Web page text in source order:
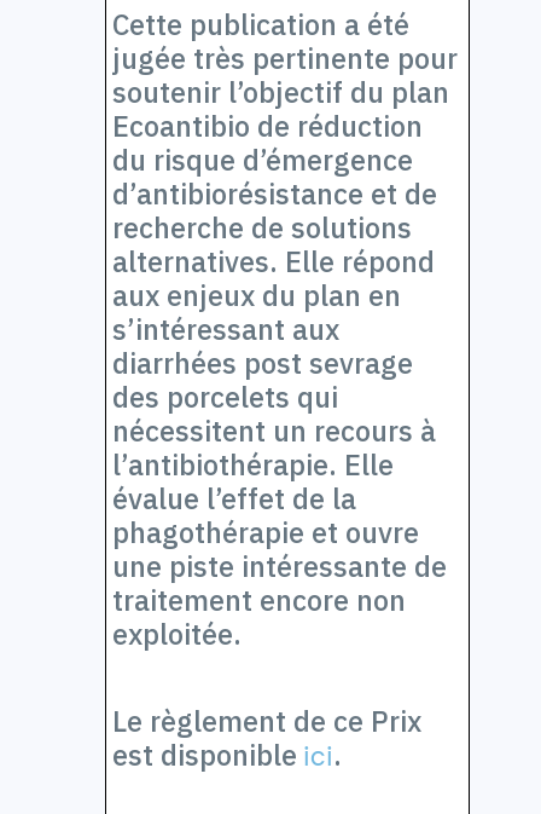
Cette publication a été
jugée très pertinente pour
soutenir l’objectif du plan
Ecoantibio de réduction
du risque d’émergence
d’antibiorésistance et de
recherche de solutions
alternatives. Elle répond
aux enjeux du plan en
s’intéressant aux
diarrhées post sevrage
des porcelets qui
nécessitent un recours à
l’antibiothérapie. Elle
évalue l’effet de la
phagothérapie et ouvre
une piste intéressante de
traitement encore non
exploitée.
Le règlement de ce Prix
est disponible ici.